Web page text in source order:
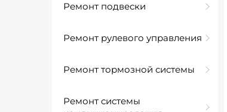
Ремонт подвески
Ремонт рулевого управления
Ремонт тормозной системы
Ремонт системы